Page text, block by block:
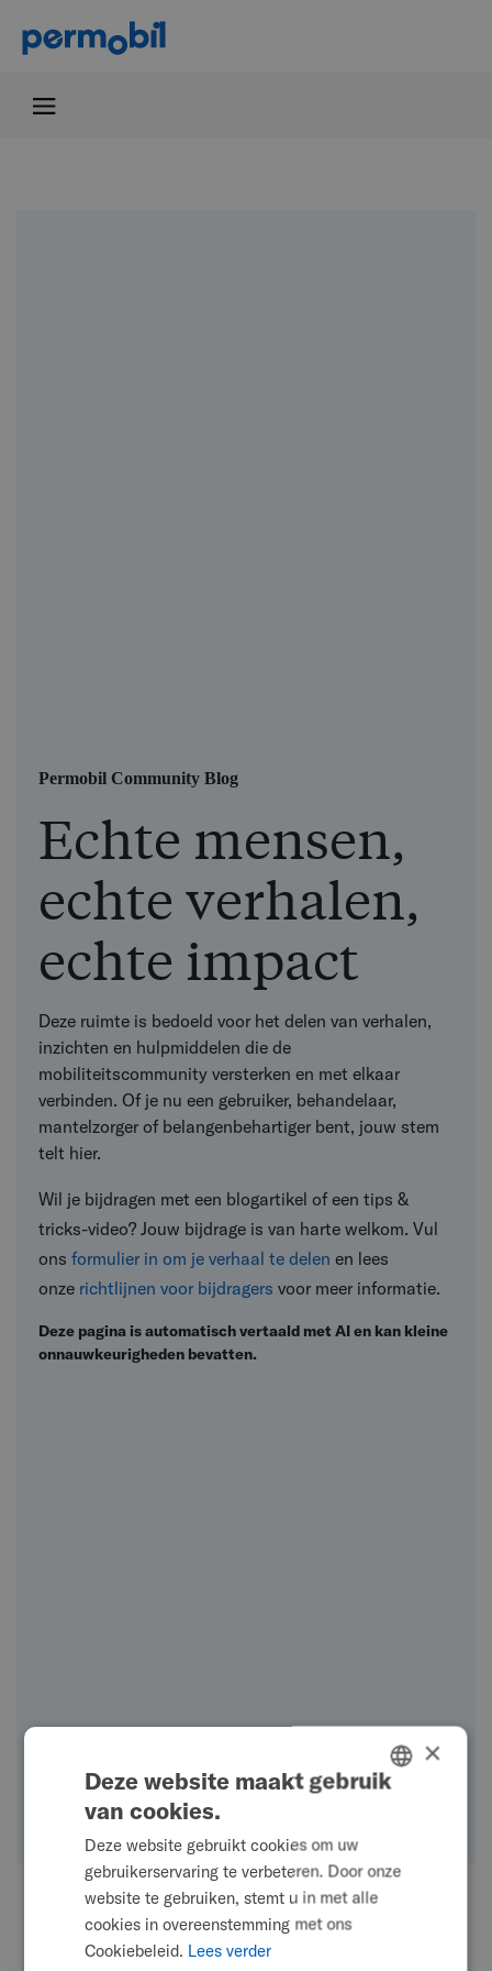
Permobil Community Blog
Echte mensen,
echte verhalen,
echte impact
Deze ruimte is bedoeld voor het delen van verhalen,
inzichten en hulpmiddelen die de
mobiliteitscommunity versterken en met elkaar
verbinden. Of je nu een gebruiker, behandelaar,
mantelzorger of belangenbehartiger bent, jouw stem
telt hier.
Wil je bijdragen met een blogartikel of een tips &
tricks-video? Jouw bijdrage is van harte welkom. Vul
ons formulier in om je verhaal te delen en lees
onze richtlijnen voor bijdragers voor meer informatie.
Deze pagina is automatisch vertaald met AI en kan kleine
onnauwkeurigheden bevatten.
SWEDISH
FRENCH
DUTCH
×
Deze website maakt gebruik
van cookies.
Deze website gebruikt cookies om uw
gebruikerservaring te verbeteren. Door onze
website te gebruiken, stemt u in met alle
cookies in overeenstemming met ons
Cookiebeleid. Lees verder